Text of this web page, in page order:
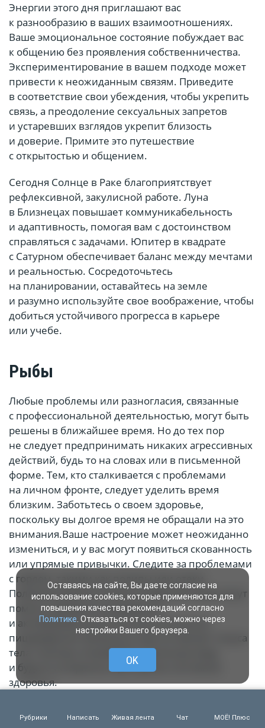
Энергии этого дня приглашают вас
к разнообразию в ваших взаимоотношениях.
Ваше эмоциональное состояние побуждает вас
к общению без проявления собственничества.
Экспериментирование в вашем подходе может
привести к неожиданным связям. Приведите
в соответствие свои убеждения, чтобы укрепить
связь, а преодоление сексуальных запретов
и устаревших взглядов укрепит близость
и доверие. Примите это путешествие
с открытостью и общением.
Сегодня Солнце в Раке благоприятствует
рефлексивной, закулисной работе. Луна
в Близнецах повышает коммуникабельность
и адаптивность, помогая вам с достоинством
справляться с задачами. Юпитер в квадрате
с Сатурном обеспечивает баланс между мечтами
и реальностью. Сосредоточьтесь
на планировании, оставайтесь на земле
и разумно используйте свое воображение, чтобы
добиться устойчивого прогресса в карьере
или учебе.
Рыбы
Любые проблемы или разногласия, связанные
с профессиональной деятельностью, могут быть
решены в ближайшее время. Но до тех пор
не следует предпринимать никаких агрессивных
действий, будь то на словах или в письменной
форме. Тем, кто сталкивается с проблемами
на личном фронте, следует уделить время
близким. Заботьтесь о своем здоровье,
поскольку вы долгое время не обращали на это
внимания.Ваше настроение может неожиданно
измениться, и у вас могут появиться скованность
или упрямые привычки. Следите за проблемами
с горлом, такими как полипы или отеки.
Полезные масла и отказ от жареной пищи могут
помочь. Добавьте ацидофилин
и активированный уголь для улучшения
пищеварения. Возможно, вам не хватает тонуса
тела, поэтому попробуйте лимонную воду
и будьте осторожны при оценке состояния
здоровья.
и ощущением личной сплоченности.
Рубрики Написать Живая лента Чат МОЁ! Плюс
Оставаясь на сайте, Вы даете согласие на
использование cookies, которые применяются для
повышения качества рекомендаций согласно
Политике . Отказаться от cookies, можно через
настройки Вашего браузера.
OK